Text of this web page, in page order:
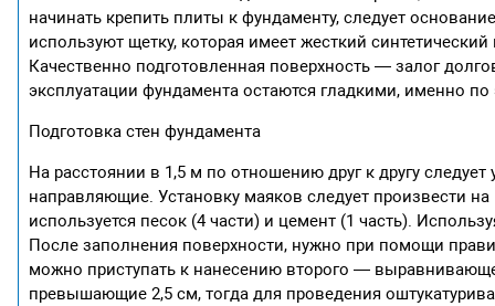
начинать крепить плиты к фундаменту, следует
используют щетку, которая имеет жесткий
Качественно подготовленная поверхность — залог
эксплуатации фундамента остаются гладкими, именно
Подготовка стен фундамента
На расстоянии в 1,5 м по отношению друг к другу
направляющие. Установку маяков следует произвести
используется песок (4 части) и цемент (1 часть).
После заполнения поверхности, нужно при помощи
можно приступать к нанесению второго —
превышающие 2,5 см, тогда для проведения